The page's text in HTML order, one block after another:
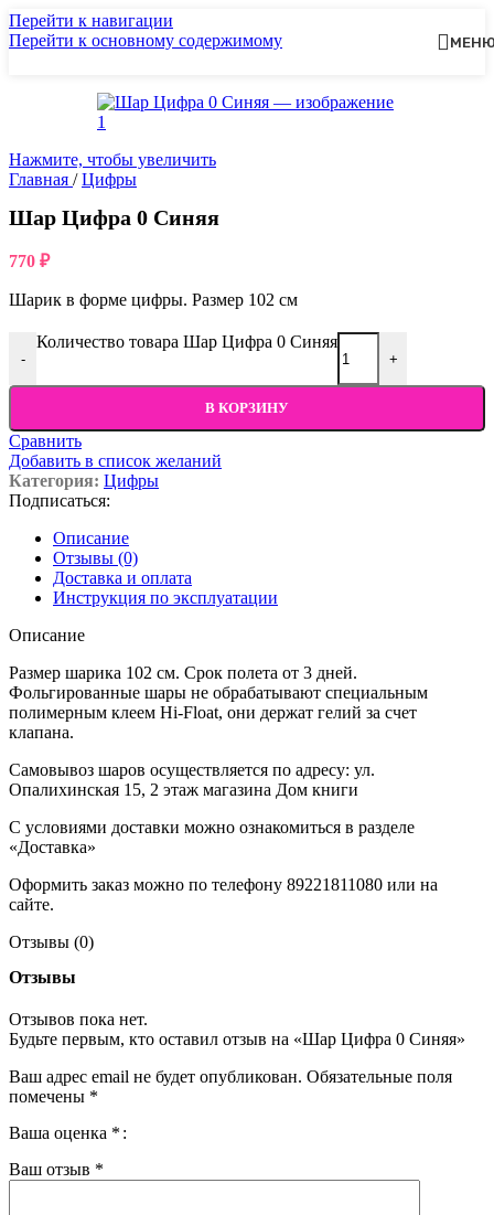
Перейти к навигации
Перейти к основному содержимому
Нажмите, чтобы увеличить
Главная / Цифры
Шар Цифра 0 Синяя
770 ₽
Шарик в форме цифры. Размер 102 см
-
Количество товара Шар Цифра 0 Синяя
+
В КОРЗИНУ
Сравнить
Добавить в список желаний
Категория: Цифры
Подписаться:
Описание
Отзывы (0)
Доставка и оплата
Инструкция по эксплуатации
Описание
Размер шарика 102 см. Срок полета от 3 дней.
Фольгированные шары не обрабатывают специальным
полимерным клеем Hi-Float, они держат гелий за счет
клапана.
Самовывоз шаров осуществляется по адресу: ул.
Опалихинская 15, 2 этаж магазина Дом книги
С условиями доставки можно ознакомиться в разделе
«Доставка»
Оформить заказ можно по телефону 89221811080 или на
сайте.
Отзывы (0)
Отзывы
Отзывов пока нет.
Будьте первым, кто оставил отзыв на «Шар Цифра 0 Синяя»
Ваш адрес email не будет опубликован. Обязательные поля
помечены *
Ваша оценка *
Ваш отзыв *